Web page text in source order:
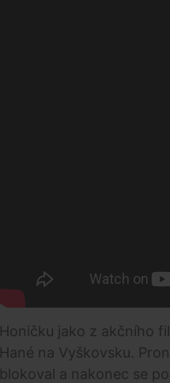
Honičku jako z akčního
Hané na Vyškovsku.
blokoval a nakonec se